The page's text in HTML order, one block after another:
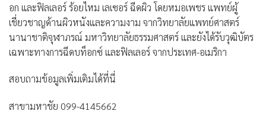
อก และฟิลเลอร์ ร้อยไหม เลเซอร์ ฉีดผิว โดยหมอเพชร แพทย์ผู้
เชี่ยวชาญด้านผิวหนังและความงาม จากวิทยาลัยแพทย์ศาสตร์
นานาชาติจุฬาภรณ์ มหาวิทยาลัยธรรมศาสตร์ และยังได้รับวุฒิบัตร
เฉพาะทางการฉีดบท็อกซ์ และฟิลเลอร์ จากประเทศ-อเมริกา
สอบถามข้อมูลเพิ่มเติมได้ที่นี่
สาขามหาชัย 099-4145662